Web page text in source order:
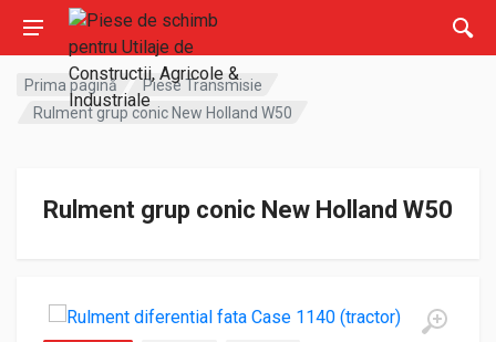
Prima pagină
Piese Transmisie
Rulment grup conic New Holland W50
Rulment grup conic New Holland W50